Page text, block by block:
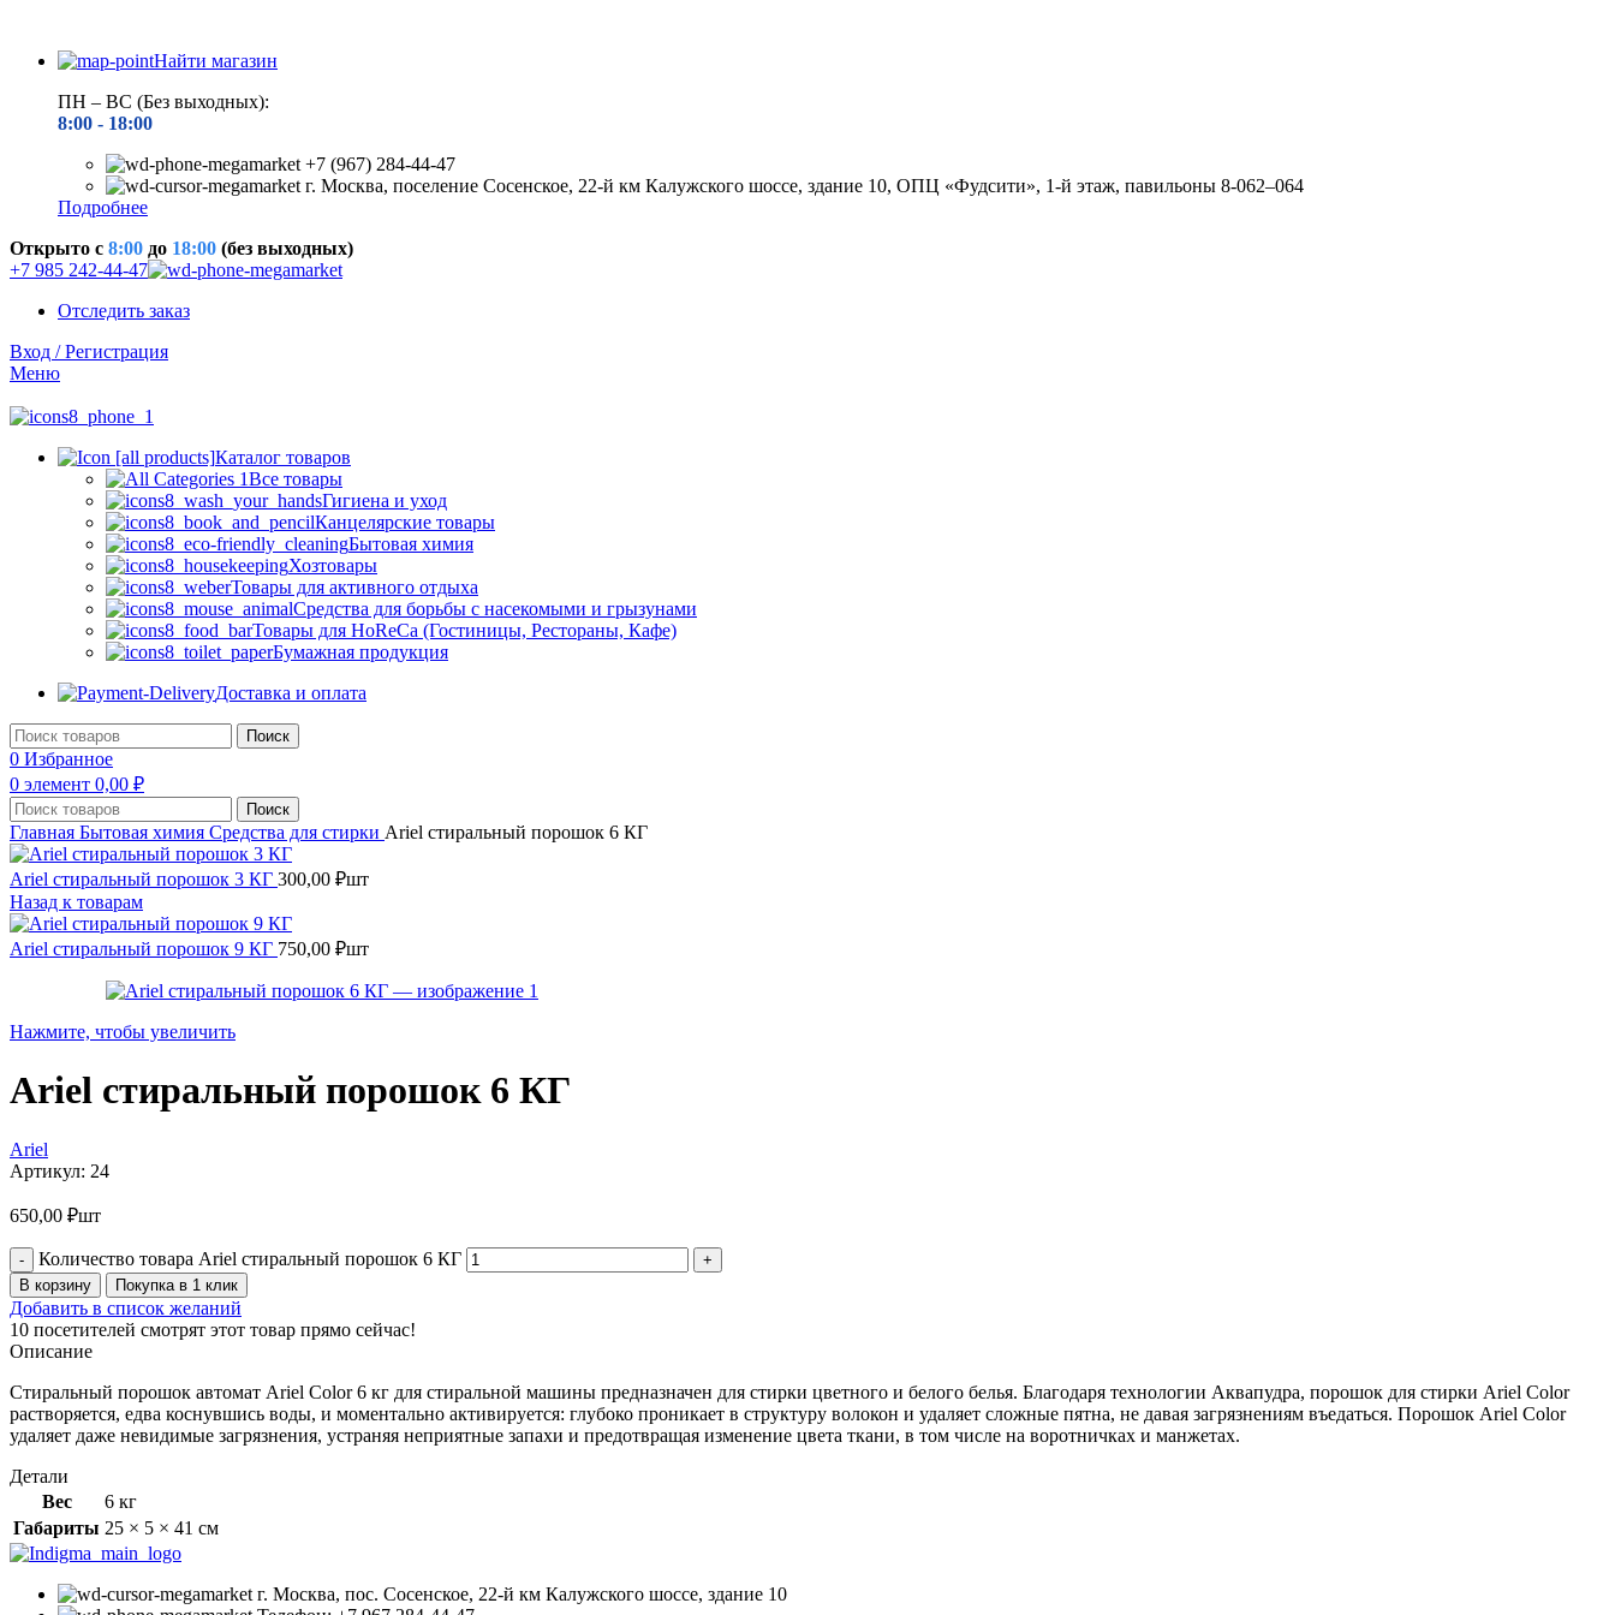
Найти магазин
ПН – ВС (Без выходных):
8:00 - 18:00
+7 (967) 284-44-47
г. Москва, поселение Сосенское, 22-й км Калужского шоссе, здание 10, ОПЦ «Фудсити», 1-й этаж, павильоны 8-062–064
Подробнее
Открыто c 8:00 до 18:00 (без выходных)
+7 985 242-44-47
Отследить заказ
Вход / Регистрация
Меню
Каталог товаров
Все товары
Гигиена и уход
Канцелярские товары
Бытовая химия
Хозтовары
Товары для активного отдыха
Средства для борьбы с насекомыми и грызунами
Товары для HoReCa (Гостиницы, Рестораны, Кафе)
Бумажная продукция
Доставка и оплата
Поиск
0 Избранное
0 элемент 0,00 ₽
Поиск
Главная Бытовая химия Средства для стирки Ariel стиральный порошок 6 КГ
Ariel стиральный порошок 3 КГ 300,00 ₽шт
Назад к товарам
Ariel стиральный порошок 9 КГ 750,00 ₽шт
Нажмите, чтобы увеличить
Ariel стиральный порошок 6 КГ
Ariel
Артикул: 24
650,00 ₽шт
Количество товара Ariel стиральный порошок 6 КГ
В корзину Покупка в 1 клик
Добавить в список желаний
10 посетителей смотрят этот товар прямо сейчас!
Описание
Стиральный порошок автомат Аriel Color 6 кг для стиральной машины предназначен для стирки цветного и белого белья. Благодаря технологии Аквапудра, порошок для стирки Ariel Color
растворяется, едва коснувшись воды, и моментально активируется: глубоко проникает в структуру волокон и удаляет сложные пятна, не давая загрязнениям въедаться. Порошок Ariel Color
удаляет даже невидимые загрязнения, устраняя неприятные запахи и предотвращая изменение цвета ткани, в том числе на воротничках и манжетах.
Детали
Вес
6 кг
Габариты 25 × 5 × 41 см
г. Москва, пос. Сосенское, 22-й км Калужского шоссе, здание 10